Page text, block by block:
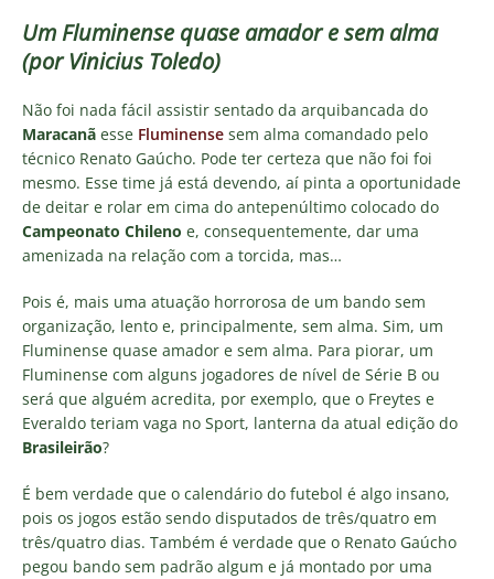
Um Fluminense quase amador e sem alma
(por Vinicius Toledo)
Não foi nada fácil assistir sentado da arquibancada do
Maracanã esse Fluminense sem alma comandado pelo
técnico Renato Gaúcho. Pode ter certeza que não foi foi
mesmo. Esse time já está devendo, aí pinta a oportunidade
de deitar e rolar em cima do antepenúltimo colocado do
Campeonato Chileno e, consequentemente, dar uma
amenizada na relação com a torcida, mas…
Pois é, mais uma atuação horrorosa de um bando sem
organização, lento e, principalmente, sem alma. Sim, um
Fluminense quase amador e sem alma. Para piorar, um
Fluminense com alguns jogadores de nível de Série B ou
será que alguém acredita, por exemplo, que o Freytes e
Everaldo teriam vaga no Sport, lanterna da atual edição do
Brasileirão?
É bem verdade que o calendário do futebol é algo insano,
pois os jogos estão sendo disputados de três/quatro em
três/quatro dias. Também é verdade que o Renato Gaúcho
pegou bando sem padrão algum e já montado por uma